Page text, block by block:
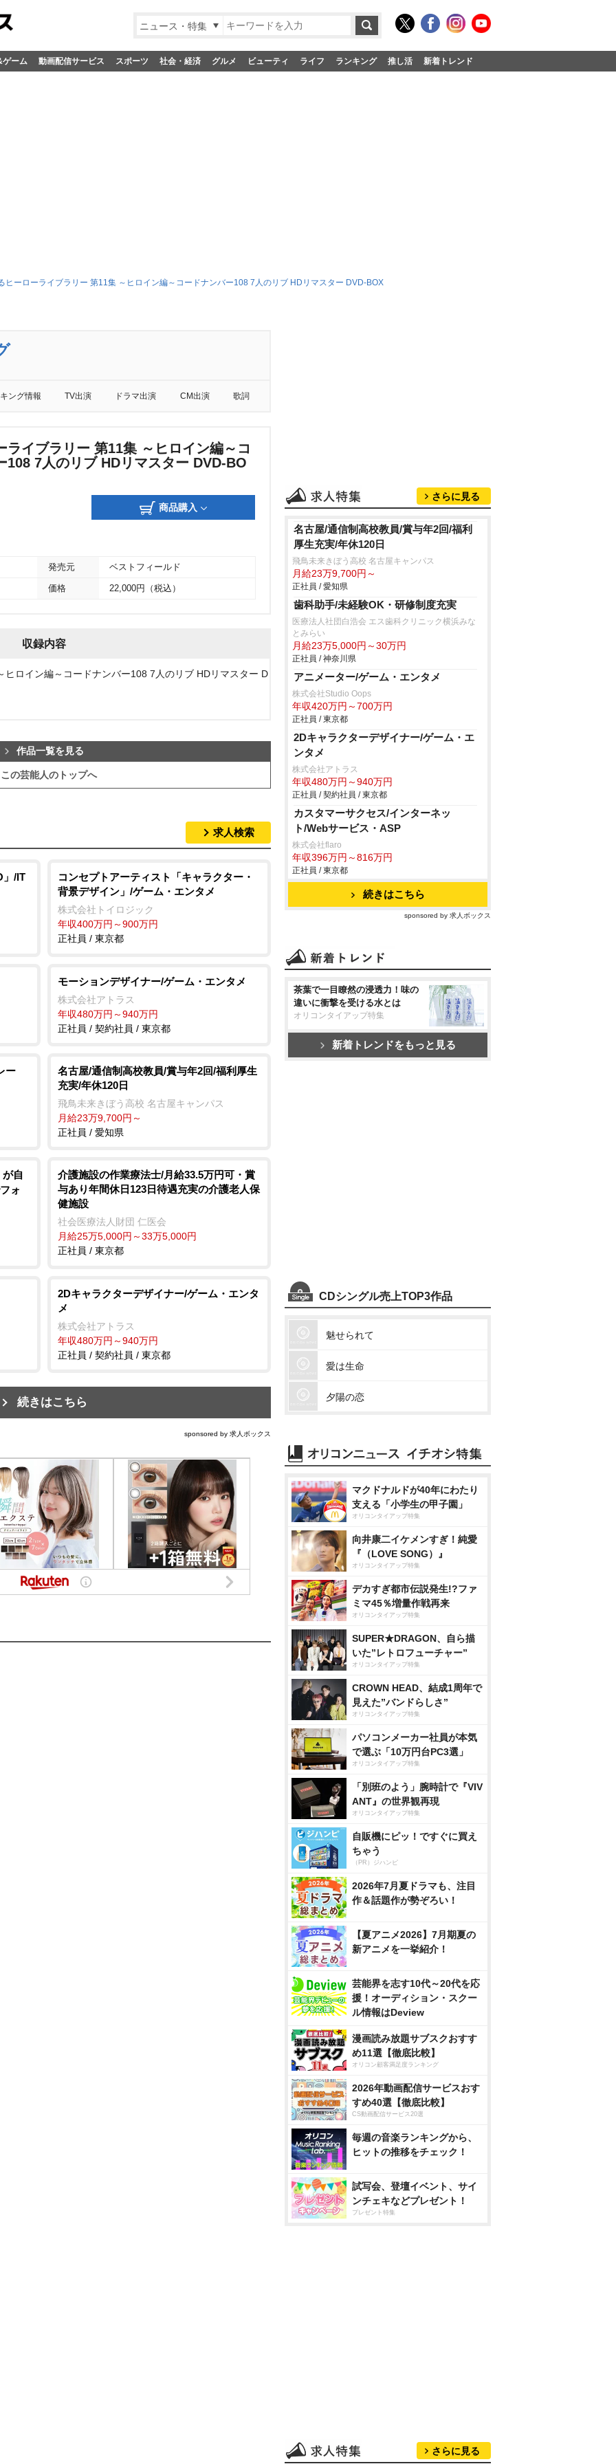
ニュース・特集
ゲーム 動画配信サービス スポーツ 社会・経済 グルメ ビューティ ライフ ランキング 推し活 新着トレンド
ヒーローライブラリー 第11集 ～ヒロイン編～コードナンバー108 7人のリブ HDリマスター DVD-BOX
ング情報 TV出演 ドラマ出演 CM出演 歌詞
ライブラリー 第11集 ～ヒロイン編～コ
108 7人のリブ HDリマスター DVD-BO
商品購入
発売元 ベストフィールド
価格 22,000円（税込）
収録内容
ロイン編～コードナンバー108 7人のリブ HDリマスター D
作品一覧を見る
この芸能人のトップへ
求人検索
」/IT
コンセプトアーティスト「キャラクター・
背景デザイン」/ゲーム・エンタメ
株式会社トイロジック
年収400万円～900万円
正社員 / 東京都
モーションデザイナー/ゲーム・エンタメ
株式会社アトラス
年収480万円～940万円
正社員 / 契約社員 / 東京都
ー
名古屋/通信制高校教員/賞与年2回/福利厚生
充実/年休120日
飛鳥未来きぼう高校 名古屋キャンパス
月給23万9,700円～
正社員 / 愛知県
が自
ォ
介護施設の作業療法士/月給33.5万円可・賞
与あり年間休日123日待遇充実の介護老人保
健施設
社会医療法人財団 仁医会
月給25万5,000円～33万5,000円
正社員 / 東京都
2Dキャラクターデザイナー/ゲーム・エンタ
メ
株式会社アトラス
年収480万円～940万円
正社員 / 契約社員 / 東京都
続きはこちら
sponsored by 求人ボックス
さらに見る
名古屋/通信制高校教員/賞与年2回/福利
厚生充実/年休120日
飛鳥未来きぼう高校 名古屋キャンパス
月給23万9,700円～
正社員 / 愛知県
歯科助手/未経験OK・研修制度充実
医療法人社団白浩会 エス歯科クリニック横浜みな
とみらい
月給23万5,000円～30万円
正社員 / 神奈川県
アニメーター/ゲーム・エンタメ
株式会社Studio Oops
年収420万円～700万円
正社員 / 東京都
2Dキャラクターデザイナー/ゲーム・エ
ンタメ
株式会社アトラス
年収480万円～940万円
正社員 / 契約社員 / 東京都
カスタマーサクセス/インターネッ
ト/Webサービス・ASP
株式会社flaro
年収396万円～816万円
正社員 / 東京都
続きはこちら
sponsored by 求人ボックス
茶葉で一目瞭然の浸透力！味の
違いに衝撃を受ける水とは
オリコンタイアップ特集
新着トレンドをもっと見る
CDシングル売上TOP3作品
魅せられて
愛は生命
夕陽の恋
マクドナルドが40年にわたり
支える「小学生の甲子園」
オリコンタイアップ特集
向井康二イケメンすぎ！純愛
『（LOVE SONG）』
オリコンタイアップ特集
デカすぎ都市伝説発生!?ファ
ミマ45％増量作戦再来
オリコンタイアップ特集
SUPER★DRAGON、自ら描
いた”レトロフューチャー”
オリコンタイアップ特集
CROWN HEAD、結成1周年で
見えた”バンドらしさ”
オリコンタイアップ特集
パソコンメーカー社員が本気
で選ぶ「10万円台PC3選」
オリコンタイアップ特集
「別班のよう」腕時計で『VIV
ANT』の世界観再現
オリコンタイアップ特集
自販機にピッ！ですぐに買え
ちゃう
（PR）ジハンピ
2026年7月夏ドラマも、注目
作＆話題作が勢ぞろい！
【夏アニメ2026】7月期夏の
新アニメを一挙紹介！
芸能界を志す10代～20代を応
援！オーディション・スクー
ル情報はDeview
漫画読み放題サブスクおすす
め11選【徹底比較】
オリコン顧客満足度ランキング
2026年動画配信サービスおす
すめ40選【徹底比較】
CS動画配信サービス20選
毎週の音楽ランキングから、
ヒットの推移をチェック！
試写会、登壇イベント、サイ
ンチェキなどプレゼント！
プレゼント特集
さらに見る